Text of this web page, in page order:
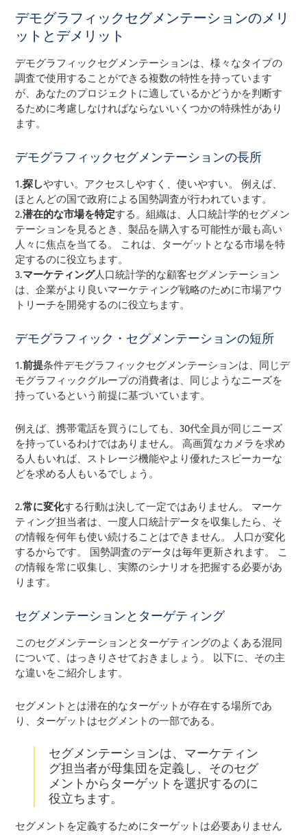
デモグラフィックセグメンテーションのメリ
ットとデメリット
デモグラフィックセグメンテーションは、様々なタイプの
調査で使用することができる複数の特性を持っています
が、あなたのプロジェクトに適しているかどうかを判断す
るために考慮しなければならないいくつかの特殊性があり
ます。
デモグラフィックセグメンテーションの長所
1.探しやすい。アクセスしやすく、使いやすい。 例えば、
ほとんどの国で政府による国勢調査が行われています。
2.潜在的な市場を特定する。組織は、人口統計学的セグメン
テーションを見るとき、製品を購入する可能性が最も高い
人々に焦点を当てる。 これは、ターゲットとなる市場を特
定するのに役立ちます。
3.マーケティング人口統計学的な顧客セグメンテーション
は、企業がより良いマーケティング戦略のために市場アウ
トリーチを開発するのに役立ちます。
デモグラフィック・セグメンテーションの短所
1.前提条件デモグラフィックセグメンテーションは、同じデ
モグラフィックグループの消費者は、同じようなニーズを
持っているという前提に基づいています。
例えば、携帯電話を買うにしても、30代全員が同じニーズ
を持っているわけではありません。 高画質なカメラを求め
る人もいれば、ストレージ機能やより優れたスピーカーな
どを求める人もいるでしょう。
2.常に変化する行動は決して一定ではありません。 マーケ
ティング担当者は、一度人口統計データを収集したら、そ
の情報を何年も使い続けることはできません。 人口が変化
するからです。 国勢調査のデータは毎年更新されます。 こ
の情報を常に収集し、実際のシナリオを把握する必要があ
ります。
セグメンテーションとターゲティング
このセグメンテーションとターゲティングのよくある混同
について、はっきりさせておきましょう。 以下に、その主
な違いをご紹介します。
セグメントとは潜在的なターゲットが存在する場所であ
り、ターゲットはセグメントの一部である。
セグメンテーションは、マーケティン
グ担当者が母集団を定義し、そのセグ
メントからターゲットを選択するのに
役立ちます。
セグメントを定義するためにターゲットは必要ありません